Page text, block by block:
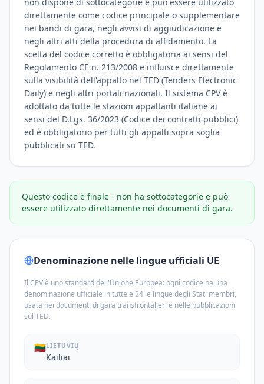
direttamente come codice principale o supplementare
nei bandi di gara, negli avvisi di aggiudicazione e
negli altri atti della procedura di affidamento. La
scelta del codice corretto è obbligatoria ai sensi del
Regolamento CE n. 213/2008 e influisce direttamente
sulla visibilità dell'appalto nel TED (Tenders Electronic
Daily) e negli altri portali nazionali. Il sistema CPV è
adottato da tutte le stazioni appaltanti italiane ai
sensi del D.Lgs. 36/2023 (Codice dei contratti pubblici)
ed è obbligatorio per tutti gli appalti sopra soglia
pubblicati su TED.
Questo codice è finale - non ha sottocategorie e può
essere utilizzato direttamente nei documenti di gara.
Denominazione nelle lingue ufficiali UE
Il CPV è uno standard dell'Unione Europea: ogni codice ha una
denominazione ufficiale in tutte e 24 le lingue degli Stati membri,
usata nei documenti di gara transfrontalieri e nelle pubblicazioni
sul TED.
🇱🇹LIETUVIŲ
Kailiai